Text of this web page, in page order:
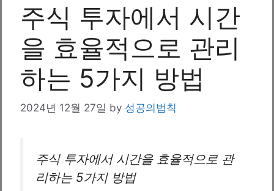
주식 투자에서 시간
을 효율적으로 관리
하는 5가지 방법
2024년 12월 27일 by 성공의법칙
주식 투자에서 시간을 효율적으로 관
리하는 5가지 방법